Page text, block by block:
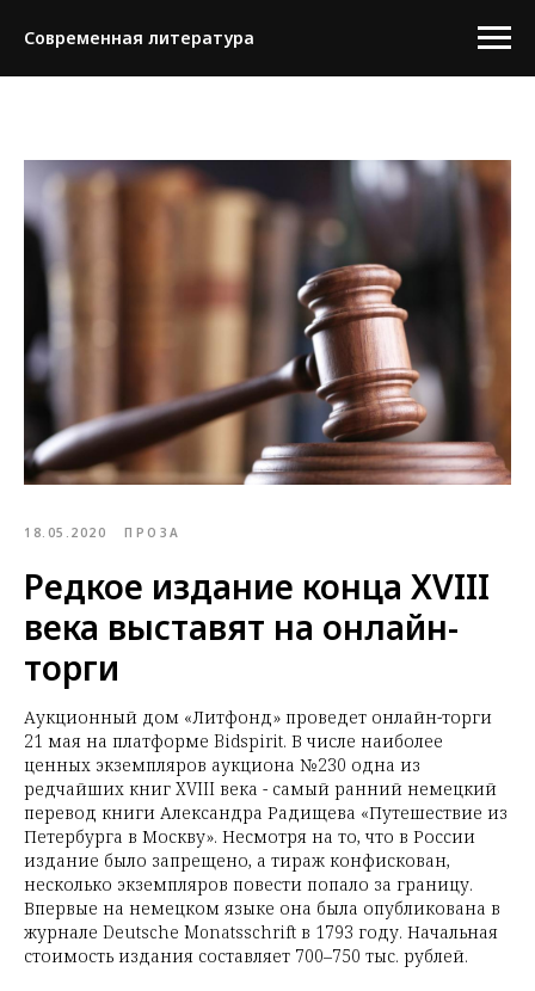
Современная литература
18.05.2020 ПРОЗА
Редкое издание конца XVIII
века выставят на онлайн-
торги
Аукционный дом «Литфонд» проведет онлайн-торги
21 мая на платформе Bidspirit. В числе наиболее
ценных экземпляров аукциона №230 одна из
редчайших книг XVIII века - самый ранний немецкий
перевод книги Александра Радищева «Путешествие из
Петербурга в Москву». Несмотря на то, что в России
издание было запрещено, а тираж конфискован,
несколько экземпляров повести попало за границу.
Впервые на немецком языке она была опубликована в
журнале Deutsche Monatsschrift в 1793 году. Начальная
стоимость издания составляет 700–750 тыс. рублей.